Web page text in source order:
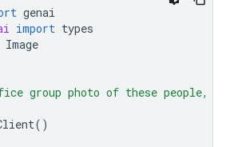
genai
import types
Image
group photo of these people,
()